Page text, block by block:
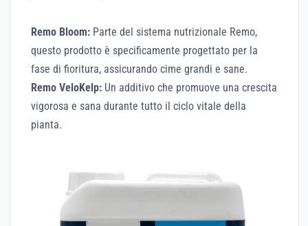
Remo Bloom: Parte del sistema nutrizionale Remo,
questo prodotto è specificamente progettato per la
fase di fioritura, assicurando cime grandi e sane.
Remo VeloKelp: Un additivo che promuove una crescita
vigorosa e sana durante tutto il ciclo vitale della
pianta.